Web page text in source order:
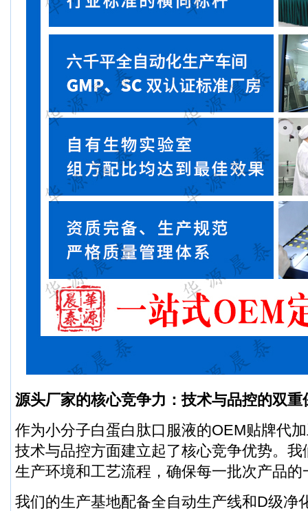
源头厂家的核心竞争力：技术与品控的双重
作为小分子白蛋白肽口服液的OEM贴牌代
技术与品控方面建立起了核心竞争优势。
生产环境和工艺流程，确保每一批次产品
我们的生产基地配备全自动生产线和D级净